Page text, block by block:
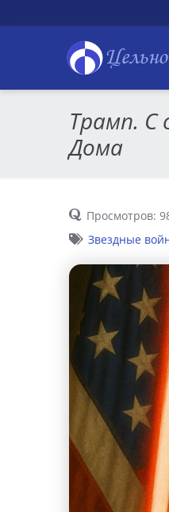
Трамп. С
Дома
Просмотров:
Звездные